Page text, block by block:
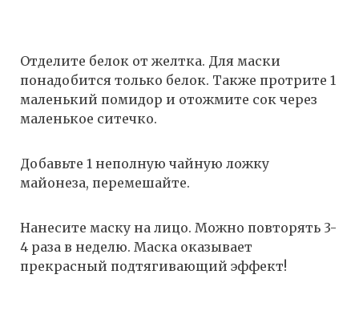
Отделите белок от желтка. Для маски
понадобится только белок. Также протрите 1
маленький помидор и отожмите сок через
маленькое ситечко.
Добавьте 1 неполную чайную ложку
майонеза, перемешайте.
Нанесите маску на лицо. Можно повторять 3-
4 раза в неделю. Маска оказывает
прекрасный подтягивающий эффект!